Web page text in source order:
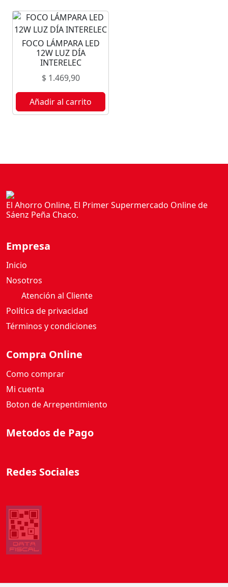
FOCO LÁMPARA LED
12W LUZ DÍA
INTERELEC
$1.469,90
Añadir al carrito
El Ahorro Online, El Primer Supermercado Online de
Sáenz Peña Chaco.
Empresa
Inicio
Nosotros
Atención al Cliente
Política de privacidad
Términos y condiciones
Compra Online
Como comprar
Mi cuenta
Boton de Arrepentimiento
Metodos de Pago
Redes Sociales